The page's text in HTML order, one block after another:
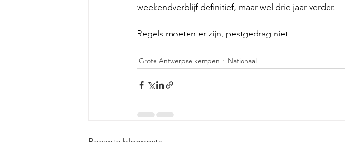
weekendverblijf definitief, maar wel drie jaar verder.
Regels moeten er zijn, pestgedrag niet.
Grote Antwerpse kempen Nationaal